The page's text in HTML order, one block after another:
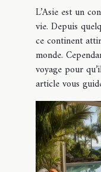
L’Asie est un
vie. Depuis
ce continent
monde.
voyage pour
article vous